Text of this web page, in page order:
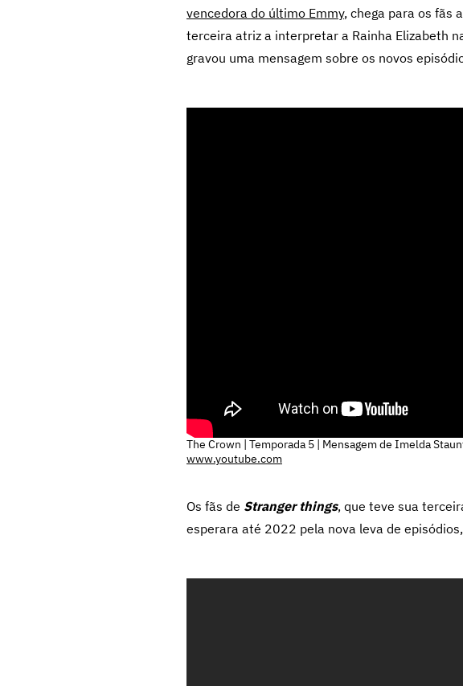
vencedora do último Emmy, chega para os fãs
terceira atriz a interpretar a Rainha Elizabeth
gravou uma mensagem sobre os novos
The Crown | Temporada 5 | Mensagem de Imelda
www.youtube.com
Os fãs de Stranger things, que teve sua
esperara até 2022 pela nova leva de